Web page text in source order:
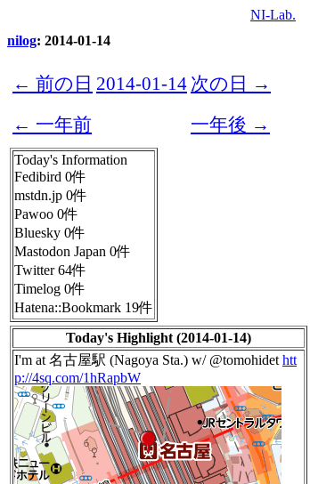
NI-Lab.
nilog: 2014-01-14
← 前の日 2014-01-14 次の日 →
← 一年前
一年後 →
Today's Information
Fedibird 0件
mstdn.jp 0件
Pawoo 0件
Bluesky 0件
Mastodon Japan 0件
Twitter 64件
Timelog 0件
Hatena::Bookmark 19件
Today's Highlight (2014-01-14)
I'm at 名古屋駅 (Nagoya Sta.) w/ @tomohidethtt
p://4sq.com/1hRapbW